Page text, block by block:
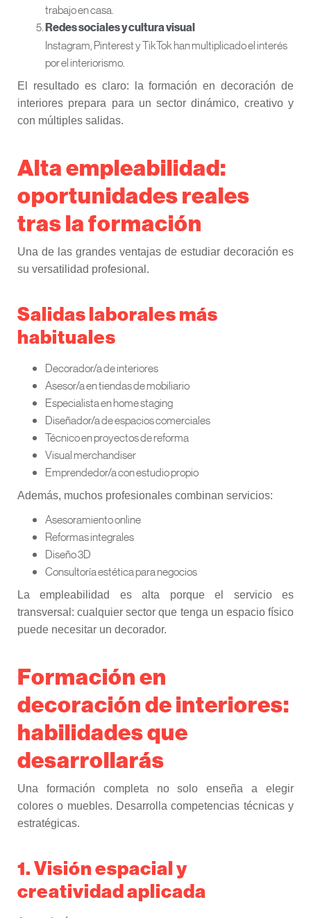
trabajo en casa.
Redes sociales y cultura visual
Instagram, Pinterest y TikTok han multiplicado el interés
por el interiorismo.
El resultado es claro: la formación en decoración de
interiores prepara para un sector dinámico, creativo y
con múltiples salidas.
Alta empleabilidad:
oportunidades reales
tras la formación
Una de las grandes ventajas de estudiar decoración es
su versatilidad profesional.
Salidas laborales más
habituales
Decorador/a de interiores
Asesor/a en tiendas de mobiliario
Especialista en home staging
Diseñador/a de espacios comerciales
Técnico en proyectos de reforma
Visual merchandiser
Emprendedor/a con estudio propio
Además, muchos profesionales combinan servicios:
Asesoramiento online
Reformas integrales
Diseño 3D
Consultoría estética para negocios
La empleabilidad es alta porque el servicio es
transversal: cualquier sector que tenga un espacio físico
puede necesitar un decorador.
Formación en
decoración de interiores:
habilidades que
desarrollarás
Una formación completa no solo enseña a elegir
colores o muebles. Desarrolla competencias técnicas y
estratégicas.
1. Visión espacial y
creatividad aplicada